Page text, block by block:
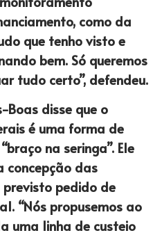
como da
que tenho visto e
bem. Só queremos
tudo certo”, defendeu.
Boas disse que o
é uma forma de
na seringa”. Ele
concepção das
pedido de
“Nós propusemos ao
uma linha de custeio